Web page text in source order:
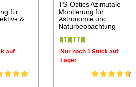
für
&
auf
TS-Optics Azimutale
Montierung für
Astronomie und
Naturbeobachtung
Nur noch 1 Stück auf
Lager